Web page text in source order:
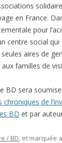
en France.
pour
centre social
aires de
familles de
BD sera
chroniques de
BD et par
/ BD, et marquée